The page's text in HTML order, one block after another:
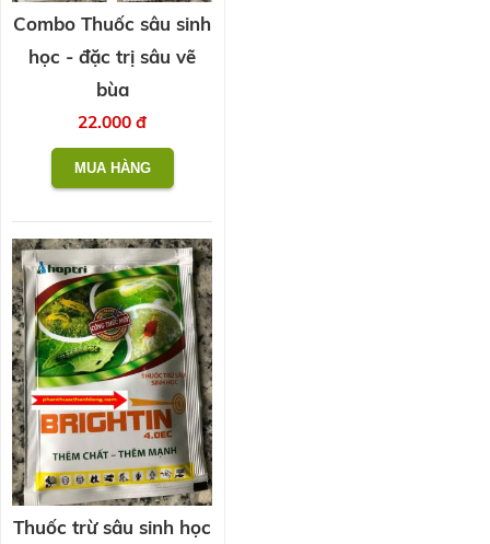
Combo Thuốc sâu sinh
học - đặc trị sâu vẽ
bùa
22.000 đ
Thuốc trừ sâu sinh học